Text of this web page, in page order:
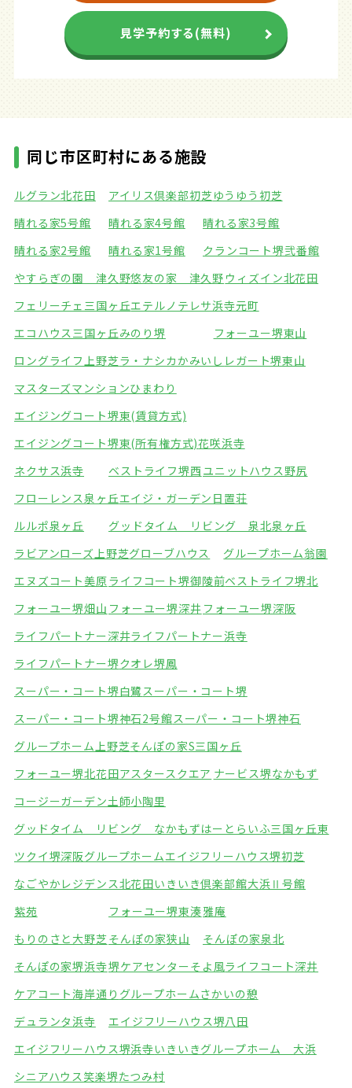
見学予約する(無料)
同じ市区町村にある施設
ルグラン北花田 アイリス倶楽部初芝ゆうゆう初芝
晴れる家5号館
晴れる家4号館
晴れる家3号館
晴れる家2号館
晴れる家1号館
クランコート堺弐番館
やすらぎの園 津久野悠友の家 津久野 ウィズイン北花田
フェリーチェ三国ヶ丘エテルノテレサ浜寺元町
エコハウス三国ヶ丘みのり堺
フォーユー堺東山
ロングライフ上野芝ラ・ナシカかみいし レガート堺東山
マスターズマンションひまわり
エイジングコート堺東(賃貸方式)
エイジングコート堺東(所有権方式)花咲浜寺
ネクサス浜寺
ベストライフ堺西ユニットハウス野尻
フローレンス泉ヶ丘エイジ・ガーデン日置荘
ルルポ泉ヶ丘
グッドタイム リビング 泉北泉ヶ丘
ラビアンローズ上野芝グローブハウス
グループホーム翁園
エヌズコート美原ライフコート堺御陵前ベストライフ堺北
フォーユー堺畑山 フォーユー堺深井 フォーユー堺深阪
ライフパートナー深井ライフパートナー浜寺
ライフパートナー堺クオレ堺鳳
スーパー・コート堺白鷺 スーパー・コート堺
スーパー・コート堺神石2号館スーパー・コート堺神石
グループホーム上野芝そんぽの家S三国ヶ丘
フォーユー堺北花田アスタースクエア ナービス堺なかもず
コージーガーデン土師小陶里
グッドタイム リビング なかもずはーとらいふ三国ヶ丘東
ツクイ堺深阪グループホームエイジフリーハウス堺初芝
なごやかレジデンス北花田いきいき倶楽部館大浜Ⅱ号館
紫苑
フォーユー堺東湊雅庵
もりのさと大野芝そんぽの家狭山
そんぽの家泉北
そんぽの家堺浜寺堺ケアセンターそよ風ライフコート深井
ケアコート海岸通り グループホームさかいの憩
デュランタ浜寺
エイジフリーハウス堺八田
エイジフリーハウス堺浜寺いきいきグループホーム 大浜
シニアハウス笑楽堺たつみ村